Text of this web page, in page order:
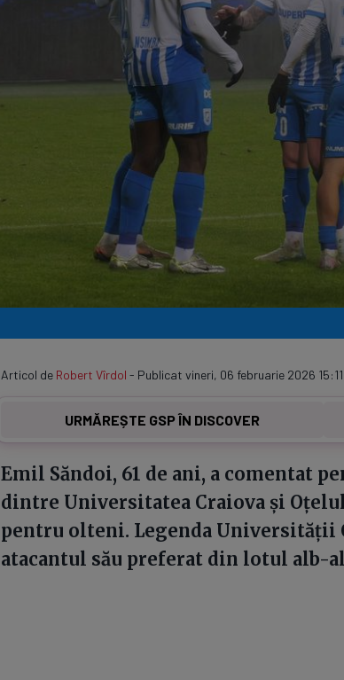
Serie A
Echipe
Program TV
Articol de Robert Vîrdol - Publicat vineri, 06 februarie 2026
URMĂREȘTE GSP ÎN DISCOVER
Emil Săndoi, 61 de ani, a comentat
dintre Universitatea Craiova și
pentru olteni. Legenda Universității
atacantul său preferat din lotul alb-